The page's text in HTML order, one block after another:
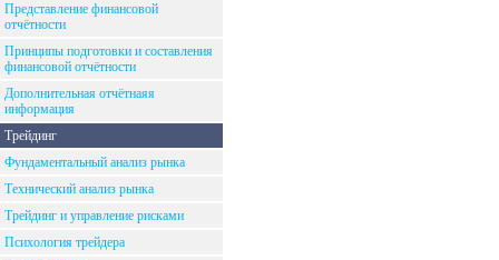
Представление финансовой
отчётности
Принципы подготовки и составления
финансовой отчётности
Дополнительная отчётнаяя
информация
Трейдинг
Фундаментальный анализ рынка
Технический анализ рынка
Трейдинг и управление рисками
Психология трейдера